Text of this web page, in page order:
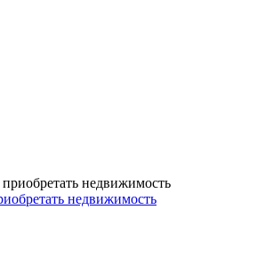
недвижимость